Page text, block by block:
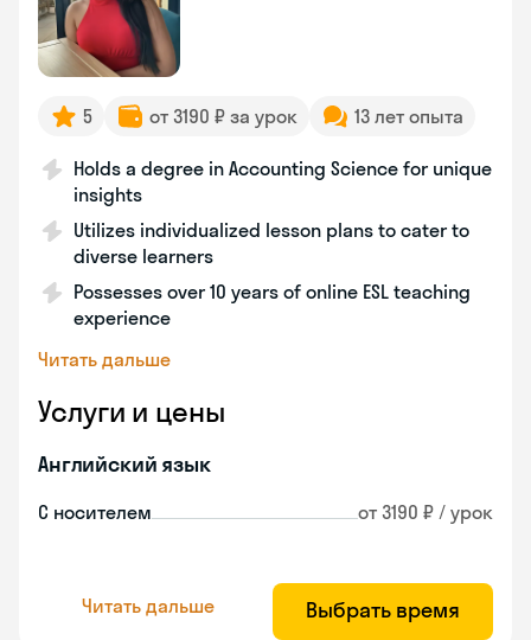
5 от 3190 ₽ за урок 13 лет опыта
Holds a degree in Accounting Science for unique
insights
Utilizes individualized lesson plans to cater to
diverse learners
Possesses over 10 years of online ESL teaching
experience
Читать дальше
Услуги и цены
Английский язык
С носителем от 3190 ₽ / урок
Читать дальше Выбрать время